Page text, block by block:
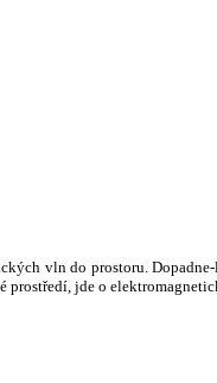
vln do prostoru.
prostředí, jde o